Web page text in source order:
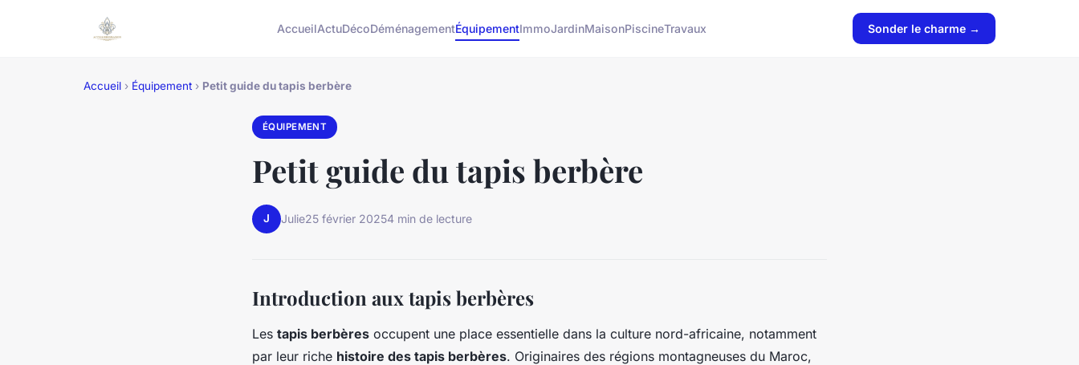
AccueilActuDécoDéménagementÉquipementImmoJardinMaisonPiscineTravaux Sonder le charme →
Accueil › Équipement › Petit guide du tapis berbère
ÉQUIPEMENT
Petit guide du tapis berbère
J Julie25 février 20254 min de lecture
Introduction aux tapis berbères
Les tapis berbères occupent une place essentielle dans la culture nord-africaine, notamment
par leur riche histoire des tapis berbères. Originaires des régions montagneuses du Maroc,